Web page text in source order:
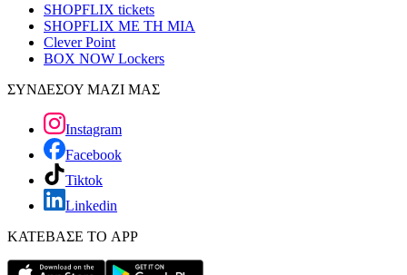
SHOPFLIX tickets
SHOPFLIX ΜΕ ΤΗ ΜΙΑ
Clever Point
BOX NOW Lockers
ΣΥΝΔΕΣΟΥ ΜΑΖΙ ΜΑΣ
Instagram
Facebook
Tiktok
Linkedin
ΚΑΤΕΒΑΣΕ ΤΟ APP